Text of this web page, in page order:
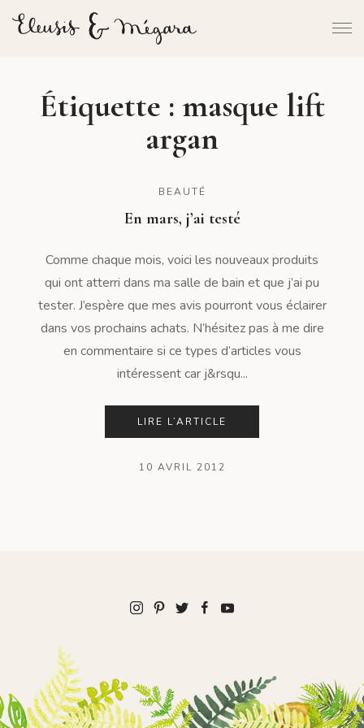
Étiquette : masque lift
argan
BEAUTÉ
En mars, j’ai testé
Comme chaque mois, voici les nouveaux produits
qui ont atterri dans ma salle de bain et que j’ai pu
tester. J’espère que mes avis pourront vous éclairer
dans vos prochains achats. N’hésitez pas à me dire
en commentaire si ce types d’articles vous
intéressent car j&rsqu...
LIRE L’ARTICLE
10 AVRIL 2012